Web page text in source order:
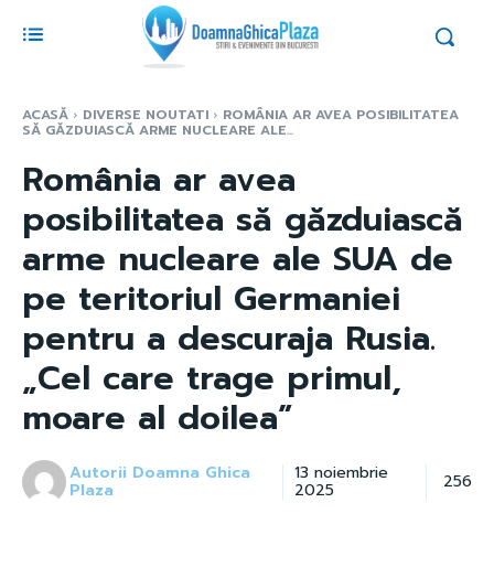
ACASĂ DIVERSE NOUTATI ROMÂNIA AR AVEA POSIBILITATEA
SĂ GĂZDUIASCĂ ARME NUCLEARE ALE...
România ar avea
posibilitatea să găzduiască
arme nucleare ale SUA de
pe teritoriul Germaniei
pentru a descuraja Rusia.
„Cel care trage primul,
moare al doilea”
Autorii Doamna Ghica
Plaza
13 noiembrie
2025 256